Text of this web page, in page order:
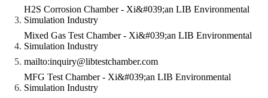
H2S Corrosion Chamber - Xi&#039;an LIB Environmental
Simulation Industry
Mixed Gas Test Chamber - Xi&#039;an LIB Environmental
Simulation Industry
mailto:inquiry@libtestchamber.com
MFG Test Chamber - Xi&#039;an LIB Environmental
Simulation Industry